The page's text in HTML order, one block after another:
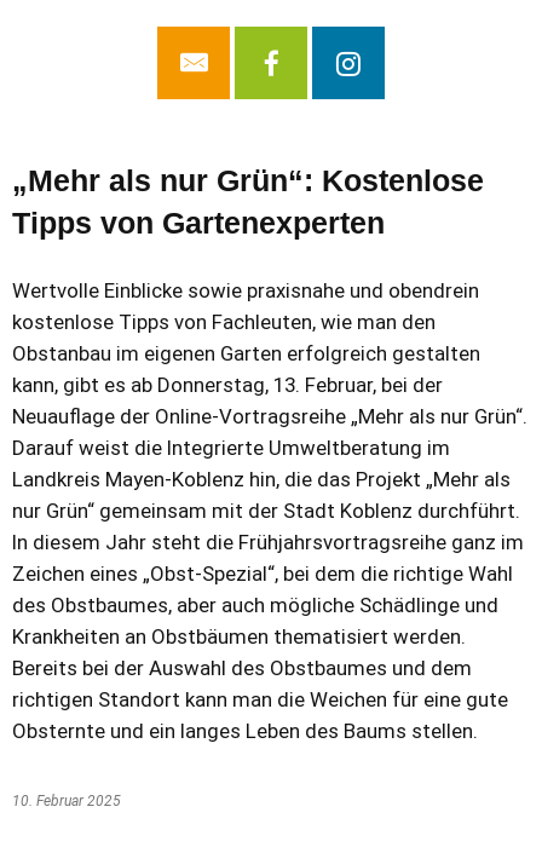
„Mehr als nur Grün“: Kostenlose
Tipps von Gartenexperten
Wertvolle Einblicke sowie praxisnahe und obendrein
kostenlose Tipps von Fachleuten, wie man den
Obstanbau im eigenen Garten erfolgreich gestalten
kann, gibt es ab Donnerstag, 13. Februar, bei der
Neuauflage der Online-Vortragsreihe „Mehr als nur Grün“.
Darauf weist die Integrierte Umweltberatung im
Landkreis Mayen-Koblenz hin, die das Projekt „Mehr als
nur Grün“ gemeinsam mit der Stadt Koblenz durchführt.
In diesem Jahr steht die Frühjahrsvortragsreihe ganz im
Zeichen eines „Obst-Spezial“, bei dem die richtige Wahl
des Obstbaumes, aber auch mögliche Schädlinge und
Krankheiten an Obstbäumen thematisiert werden.
Bereits bei der Auswahl des Obstbaumes und dem
richtigen Standort kann man die Weichen für eine gute
Obsternte und ein langes Leben des Baums stellen.
10. Februar 2025